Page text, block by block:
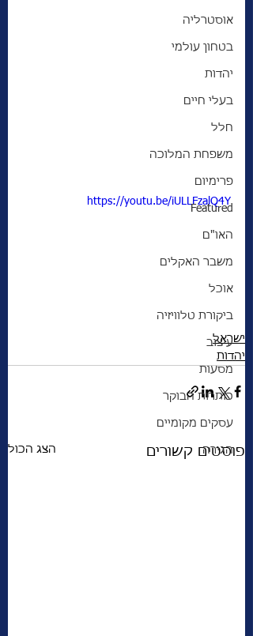
אוסטרליה
בטחון עולמי
יהדות
בעלי חיים
חלל
משפחת המלוכה
פרימיום
Featured
האו"ם
משבר האקלים
אוכל
ביקורת טלוויזיה
עיצוב
מסעות
כותרות הבוקר
עסקים מקומיים
הגירה
https://youtu.be/iULLFzalQ4Y
ישראל
יהדות
פוסטים קשורים הצג הכול